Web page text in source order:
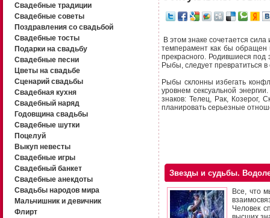
Свадебные традиции
Свадебные советы
Поздравления со свадьбой
Свадебные тосты
Подарки на свадьбу
Свадебные песни
Цветы на свадьбе
Сценарий свадьбы
Свадебная кухня
Свадебный наряд
Годовщина свадьбы
Свадебные шутки
Поцелуй
Выкуп невесты
Свадебные игры
Свадебный банкет
Свадебные анекдоты
Свадьбы народов мира
Мальчишник и девичник
Флирт
В этом знаке сочетается
темперамент как бы обращен
прекрасного. Родившиеся
Рыбы, следует превратиться
Рыбы склонны избегать
уровнем сексуальной
знаков: Телец, Рак, Козерог,
планировать серьезные
Звезды и судьбы.
Все, что
Человек